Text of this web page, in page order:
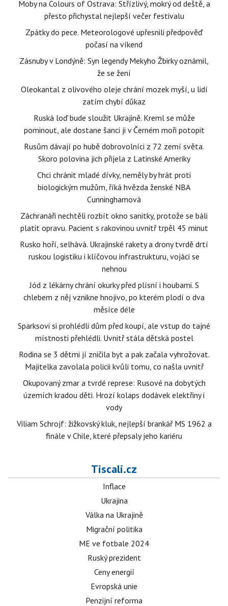
Moby na Colours of Ostrava: Střízlivý, mokrý od deště, a
přesto přichystal nejlepší večer festivalu
Zpátky do pece. Meteorologové upřesnili předpověď
počasí na víkend
Zásnuby v Londýně: Syn legendy Mekyho Žbirky oznámil,
že se žení
Oleokantal z olivového oleje chrání mozek myší, u lidí
zatím chybí důkaz
Ruská loď bude sloužit Ukrajině. Kreml se může
pominout, ale dostane šanci ji v Černém moři potopit
Rusům dávají po hubě dobrovolníci z 72 zemí světa.
Skoro polovina jich přijela z Latinské Ameriky
Chci chránit mladé dívky, neměly by hrát proti
biologickým mužům, říká hvězda ženské NBA
Cunninghamová
Záchranáři nechtěli rozbít okno sanitky, protože se báli
platit opravu. Pacient s rakovinou uvnitř trpěl 45 minut
Rusko hoří, selhává. Ukrajinské rakety a drony tvrdě drtí
ruskou logistiku i klíčovou infrastrukturu, vojáci se
nehnou
Jód z lékárny chrání okurky před plísní i houbami. S
chlebem z něj vznikne hnojivo, po kterém plodí o dva
měsíce déle
Sparksovi si prohlédli dům před koupí, ale vstup do tajné
místnosti přehlédli. Uvnitř stála dětská postel
Rodina se 3 dětmi jí zničila byt a pak začala vyhrožovat.
Majitelka zavolala policii kvůli tomu, co našla uvnitř
Okupovaný zmar a tvrdé represe: Rusové na dobytých
územích kradou děti. Hrozí kolaps dodávek elektřiny i
vody
Viliam Schrojf: žižkovský kluk, nejlepší brankář MS 1962 a
finále v Chile, které přepsaly jeho kariéru
Tiscali.cz
Inflace
Ukrajina
Válka na Ukrajině
Migrační politika
ME ve fotbale 2024
Ruský prezident
Ceny energií
Evropská unie
Penzijní reforma